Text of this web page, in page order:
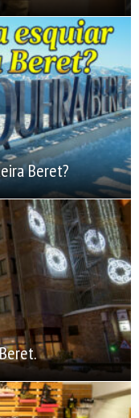
Beret?